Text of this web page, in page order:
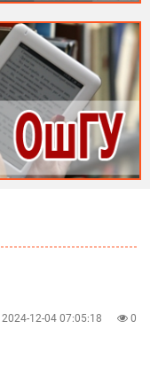
2024-12-04 07:05:18 0